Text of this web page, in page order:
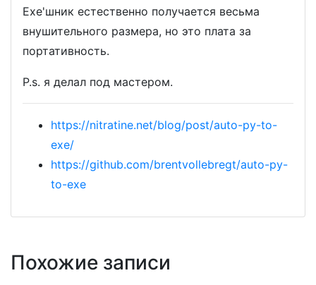
Exe'шник естественно получается весьма
внушительного размера, но это плата за
портативность.
P.s. я делал под мастером.
https://nitratine.net/blog/post/auto-py-to-
exe/
https://github.com/brentvollebregt/auto-py-
to-exe
Похожие записи